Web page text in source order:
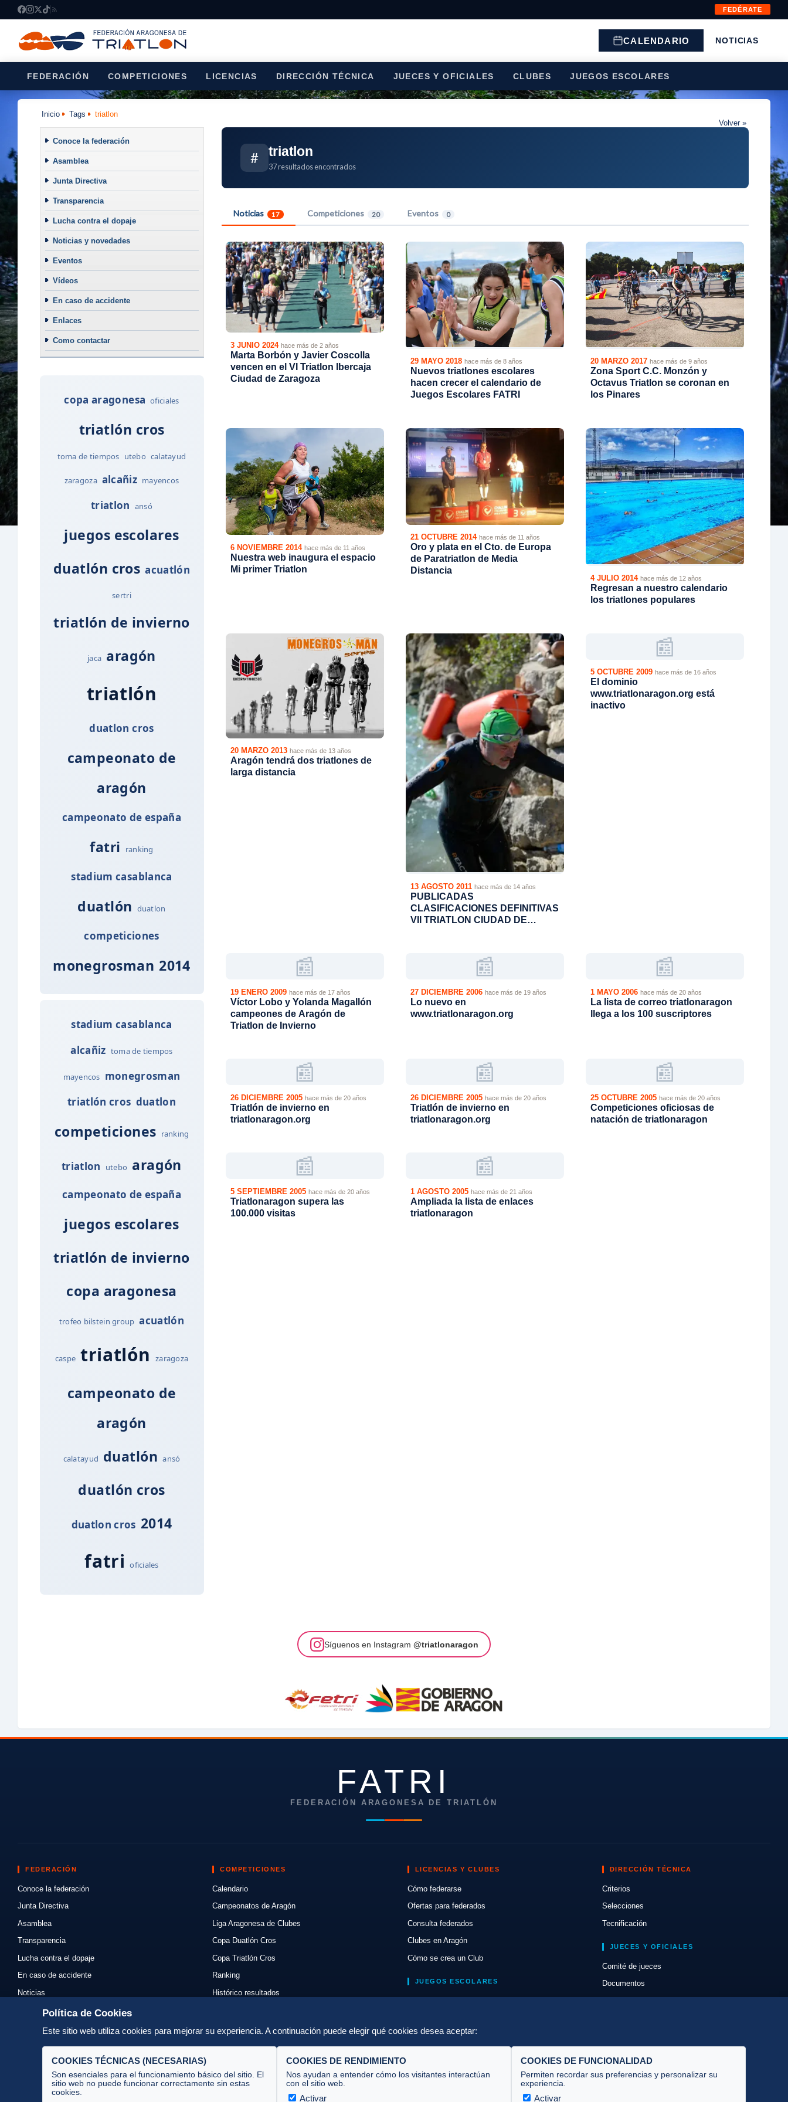
FEDÉRATE
CALENDARIO NOTICIAS
FEDERACIÓN COMPETICIONES LICENCIAS DIRECCIÓN TÉCNICA JUECES Y OFICIALES CLUBES JUEGOS ESCOLARES
Inicio Tags
triatlon
Volver »
Conoce la federación
Asamblea
Junta Directiva
Transparencia
Lucha contra el dopaje
Noticias y novedades
Eventos
Vídeos
En caso de accidente
Enlaces
Como contactar
copa aragonesa oficiales
triatlón cros
toma de tiempos utebo calatayud
zaragoza alcañiz mayencos
triatlon ansó
juegos escolares
duatlón cros acuatlón
sertri
triatlón de invierno
jaca aragón
triatlón
duatlon cros
campeonato de
aragón
campeonato de españa
fatri ranking
stadium casablanca
duatlón duatlon
competiciones
monegrosman 2014
stadium casablanca
alcañiz toma de tiempos
mayencos monegrosman
triatlón cros duatlon
competiciones ranking
triatlon utebo aragón
campeonato de españa
juegos escolares
triatlón de invierno
copa aragonesa
trofeo bilstein group acuatlón
caspe triatlón zaragoza
campeonato de
aragón
calatayud duatlón ansó
duatlón cros
duatlon cros 2014
fatri oficiales
# triatlon
37 resultados encontrados
Noticias 17 Competiciones 20 Eventos 0
3 JUNIO 2024 hace más de 2 años
Marta Borbón y Javier Coscolla
vencen en el VI Triatlon Ibercaja
Ciudad de Zaragoza
29 MAYO 2018 hace más de 8 años
Nuevos triatlones escolares
hacen crecer el calendario de
Juegos Escolares FATRI
20 MARZO 2017 hace más de 9 años
Zona Sport C.C. Monzón y
Octavus Triatlon se coronan en
los Pinares
6 NOVIEMBRE 2014 hace más de 11 años
Nuestra web inaugura el espacio
Mi primer Triatlon
21 OCTUBRE 2014 hace más de 11 años
Oro y plata en el Cto. de Europa
de Paratriatlon de Media
Distancia
4 JULIO 2014 hace más de 12 años
Regresan a nuestro calendario
los triatlones populares
20 MARZO 2013 hace más de 13 años
Aragón tendrá dos triatlones de
larga distancia
13 AGOSTO 2011 hace más de 14 años
PUBLICADAS
CLASIFICACIONES DEFINITIVAS
VII TRIATLON CIUDAD DE
📰
5 OCTUBRE 2009 hace más de 16 años
El dominio
www.triatlonaragon.org está
inactivo
📰
19 ENERO 2009 hace más de 17 años
Víctor Lobo y Yolanda Magallón
campeones de Aragón de
Triatlon de Invierno
📰
27 DICIEMBRE 2006 hace más de 19 años
Lo nuevo en
www.triatlonaragon.org
📰
1 MAYO 2006 hace más de 20 años
La lista de correo triatlonaragon
llega a los 100 suscriptores
📰
26 DICIEMBRE 2005 hace más de 20 años
Triatlón de invierno en
triatlonaragon.org
📰
26 DICIEMBRE 2005 hace más de 20 años
Triatlón de invierno en
triatlonaragon.org
📰
25 OCTUBRE 2005 hace más de 20 años
Competiciones oficiosas de
natación de triatlonaragon
📰
5 SEPTIEMBRE 2005 hace más de 20 años
Triatlonaragon supera las
100.000 visitas
📰
1 AGOSTO 2005 hace más de 21 años
Ampliada la lista de enlaces
triatlonaragon
Síguenos en Instagram @triatlonaragon
FATRI
FEDERACIÓN ARAGONESA DE TRIATLÓN
FEDERACIÓN
Conoce la federación
Junta Directiva
Asamblea
Transparencia
Lucha contra el dopaje
En caso de accidente
Noticias
Eventos
Enlaces
Contacto
COMPETICIONES
Calendario
Campeonatos de Aragón
Liga Aragonesa de Clubes
Copa Duatlón Cros
Copa Triatlón Cros
Ranking
Histórico resultados
Normativas
Organizadores
LICENCIAS Y CLUBES
Cómo federarse
Ofertas para federados
Consulta federados
Clubes en Aragón
Cómo se crea un Club
JUEGOS ESCOLARES
DIRECCIÓN TÉCNICA
Criterios
Selecciones
Tecnificación
JUECES Y OFICIALES
Comité de jueces
Documentos
Av. José Atarés 101, semisótano. 50018 Zaragoza
Política de Cookies
Este sitio web utiliza cookies para mejorar su experiencia. A continuación puede elegir qué cookies desea aceptar:
COOKIES TÉCNICAS (NECESARIAS)
Son esenciales para el funcionamiento básico del sitio. El
sitio web no puede funcionar correctamente sin estas
cookies.
COOKIES DE RENDIMIENTO
Nos ayudan a entender cómo los visitantes interactúan
con el sitio web.
Activar
COOKIES DE FUNCIONALIDAD
Permiten recordar sus preferencias y personalizar su
experiencia.
Activar